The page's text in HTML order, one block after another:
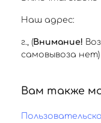
Наш адрес:
г. , (Внимание!
самовывоза нет)
Вам также